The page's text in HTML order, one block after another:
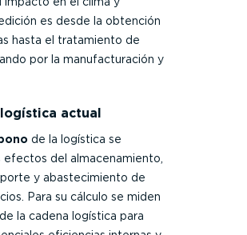
es desde la obtención
hasta el tratamiento de
por la manufacturación y
actual
de la logística se
del almacenamiento,
y abastecimiento de
Para su cálculo se miden
la cadena logística para